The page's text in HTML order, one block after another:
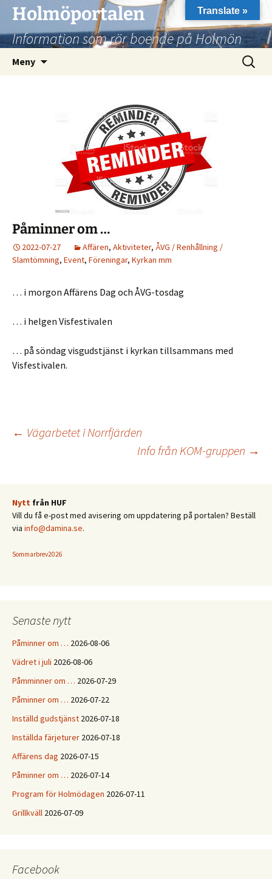
Hoppa
innehåll
Holmöportalen
Information som rör boende på Holmön
Meny
Sök
efter:
Påminner om …
2022-07-27 Affären, Aktiviteter, ÅVG / Renhållning /
Slamtömning, Event, Föreningar, Kyrkan mm
… i morgon Affärens Dag och ÅVG-tosdag
… i helgen Visfestivalen
… på söndag visgudstjänst i kyrkan tillsammans med
Visfestivalen.
Inläggsnavigering
← Vägarbetet i Norrfjärden
Info från KOM-gruppen →
Nytt från HUF
Vill du få e-post med avisering om uppdatering på portalen? Beställ
via info@damina.se.
Sommarbrev2026
Senaste nytt
Påminner om … 2026-08-06
Vädret i juli 2026-08-06
Påmminner om … 2026-07-29
Påminner om … 2026-07-22
Inställd gudstjänst 2026-07-18
Inställda färjeturer 2026-07-18
Affärens dag 2026-07-15
Påminner om … 2026-07-14
Program för Holmödagen 2026-07-11
Grillkväll 2026-07-09
Facebook
Translate »